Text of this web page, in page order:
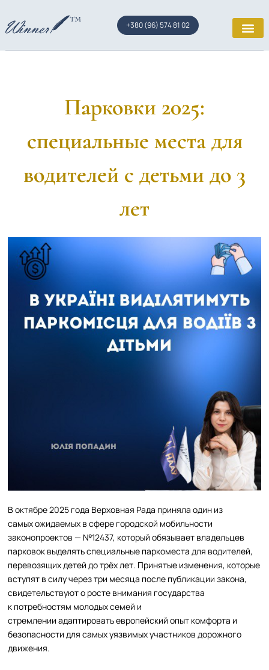
+380 (96) 574 81 02
Парковки 2025:
специальные места для
водителей с детьми до 3
лет
В октябре 2025 года Верховная Рада приняла один из
самых ожидаемых в сфере городской мобильности
законопроектов — №12437, который обязывает владельцев
парковок выделять специальные паркоместа для водителей,
перевозящих детей до трёх лет. Принятые изменения, которые
вступят в силу через три месяца после публикации закона,
свидетельствуют о росте внимания государства
к потребностям молодых семей и
стремлении адаптировать европейский опыт комфорта и
безопасности для самых уязвимых участников дорожного
движения.